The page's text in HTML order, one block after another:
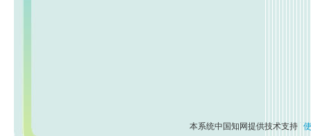
本系统中国知网提供技术支持